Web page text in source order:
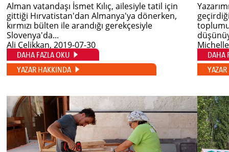
Alman vatandaşı İsmet Kılıç, ailesiyle tatil için
gittiği Hırvatistan'dan Almanya'ya dönerken,
kırmızı bülten ile arandığı gerekçesiyle
Slovenya'da...
Ali Çelikkan, 2019-07-30
DAHA FAZLA OKU
YAZAR HAKKINDA
DAHA